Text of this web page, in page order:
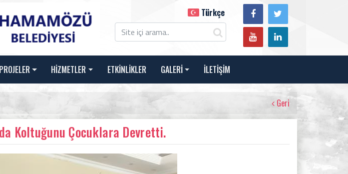
Türkçe
PROJELER HİZMETLER ETKİNLİKLER GALERİ İLETİŞİM
Geri
Koltuğunu Çocuklara Devretti.